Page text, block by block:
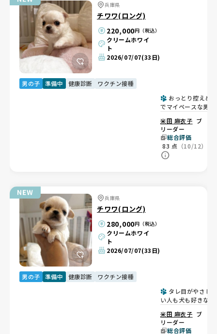
兵庫県
チワワ(ロング)
220,000円（税込）
クリームホワイ
ト
2026/07/07(33日)
男の子 準備中 健康診断
ワクチン接種
おっとり控えめ
でマイペースな男の
米田 麻衣子 ブ
リーダー
総合評価
83 点 （10/12）
兵庫県
チワワ(ロング)
280,000円（税込）
クリームホワイ
ト
2026/07/07(33日)
男の子 準備中 健康診断
ワクチン接種
タレ目がやさし
い人も犬も好きな男
米田 麻衣子 ブ
リーダー
総合評価